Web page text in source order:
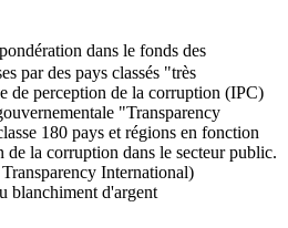
dans le fonds des
par des pays classés "très
de perception de la corruption (IPC)
"Transparency
180 pays et régions en fonction
de la corruption dans le secteur public.
International)
blanchiment d'argent